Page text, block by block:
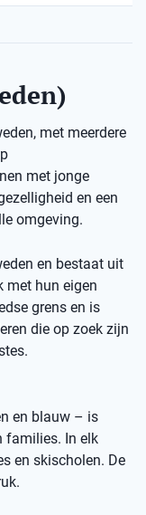
met meerdere
met jonge
en een
omgeving.
en bestaat uit
met hun eigen
grens en is
die op zoek zijn
en blauw – is
families. In elk
en skischolen. De